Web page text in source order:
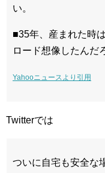
い。
■35年、産まれた時
ロード想像したんだ
Yahooニュースより引用
Twitterでは
ついに自宅も安全な